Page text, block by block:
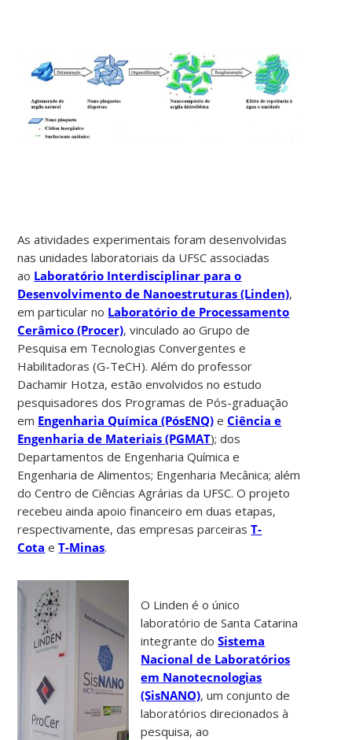
As atividades experimentais foram desenvolvidas
nas unidades laboratoriais da UFSC associadas
ao Laboratório Interdisciplinar para o
Desenvolvimento de Nanoestruturas (Linden),
em particular no Laboratório de Processamento
Cerâmico (Procer), vinculado ao Grupo de
Pesquisa em Tecnologias Convergentes e
Habilitadoras (G-TeCH). Além do professor
Dachamir Hotza, estão envolvidos no estudo
pesquisadores dos Programas de Pós-graduação
em Engenharia Química (PósENQ) eCiência e
Engenharia de Materiais (PGMAT); dos
Departamentos de Engenharia Química e
Engenharia de Alimentos; Engenharia Mecânica; além
do Centro de Ciências Agrárias da UFSC. O projeto
recebeu ainda apoio financeiro em duas etapas,
respectivamente, das empresas parceirasT-
Cota eT-Minas.
O Linden é o único
laboratório de Santa Catarina
integrante doSistema
Nacional de Laboratórios
em Nanotecnologias
(SisNANO), um conjunto de
laboratórios direcionados à
pesquisa, ao